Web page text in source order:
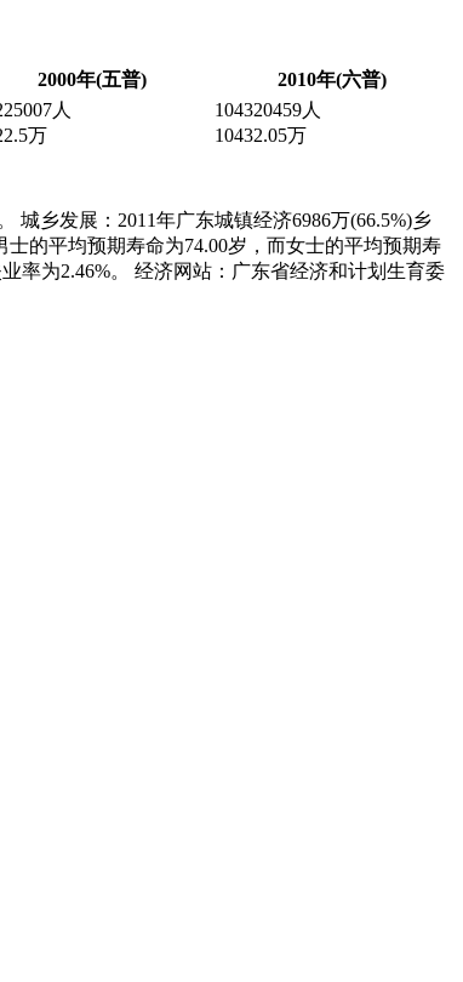
2000年(五普) 2010年(六普)
人
万
104320459人
10432.05万
城乡发展：2011年广东城镇经济6986万(66.5%)乡
的平均预期寿命为74.00岁，而女士的平均预期寿
率为2.46%。 经济网站：广东省经济和计划生育委